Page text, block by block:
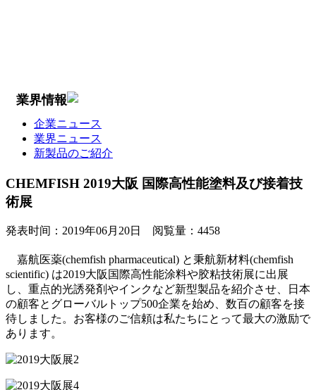
業界情報
企業ニュース
業界ニュース
新製品のご紹介
CHEMFISH 2019大阪 国際高性能塗料及び接着技
術展
発表时间： 2019年06月20日 阅覧量： 4458
嘉航医薬(chemfish pharmaceutical) と秉航新材料(chemfish
scientific) は2019大阪国際高性能涂料や胶粘技術展に出展
し、重点的光誘発剤やインクなど新型製品を紹介させ、日本
の顧客とグローバルトップ500企業を始め、数百の顧客を接
待しました。お客様のご信頼は私たちにとって最大の激励で
あります。